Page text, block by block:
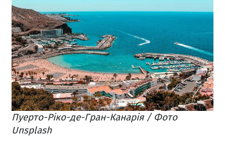
Пуерто-Ріко-де-Гран-Канарія / Фото
Unsplash